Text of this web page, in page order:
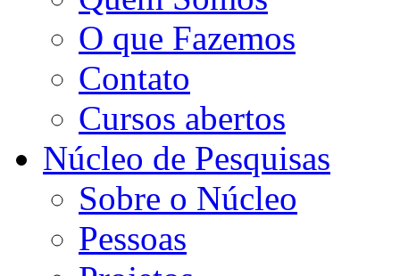
O que Fazemos
Contato
Cursos abertos
Núcleo de Pesquisas
Sobre o Núcleo
Pessoas